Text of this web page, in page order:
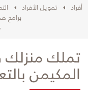
أفراد تمويل الأفراد
برامج
تملك
المكيمن